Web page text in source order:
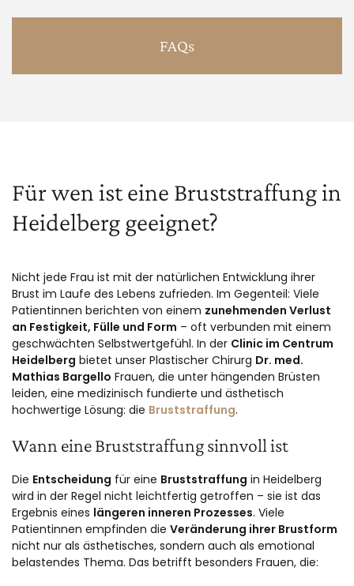
FAQs
Für wen ist eine Bruststraffung in
Heidelberg geeignet?
Nicht jede Frau ist mit der natürlichen Entwicklung ihrer
Brust im Laufe des Lebens zufrieden. Im Gegenteil: Viele
Patientinnen berichten von einem zunehmenden Verlust
an Festigkeit, Fülle und Form – oft verbunden mit einem
geschwächten Selbstwertgefühl. In der Clinic im Centrum
Heidelberg bietet unser Plastischer Chirurg Dr. med.
Mathias Bargello Frauen, die unter hängenden Brüsten
leiden, eine medizinisch fundierte und ästhetisch
hochwertige Lösung: die Bruststraffung.
Wann eine Bruststraffung sinnvoll ist
Die Entscheidung für eine Bruststraffung in Heidelberg
wird in der Regel nicht leichtfertig getroffen – sie ist das
Ergebnis eines längeren inneren Prozesses. Viele
Patientinnen empfinden die Veränderung ihrer Brustform
nicht nur als ästhetisches, sondern auch als emotional
belastendes Thema. Das betrifft besonders Frauen, die: